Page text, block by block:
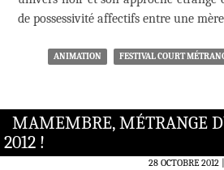
de possessivité affectifs entre une
ANIMATION FESTIVAL COURT
MAMEMBRE, MÉTRANGE
2012 !
28 OCTOBRE 2012